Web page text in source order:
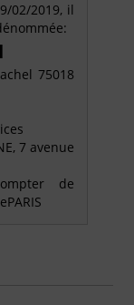
02/2019, il
75018
7 avenue
de